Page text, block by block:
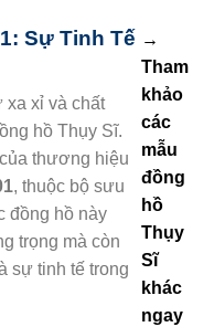
Sự Tinh Tế
xa xỉ và chất
hồ Thụy Sĩ.
thương hiệu
, thuộc bộ sưu
đồng hồ này
trọng mà còn
sự tinh tế trong
→
Tham
khảo
các
mẫu
đồng
hồ
Thụy
Sĩ
khác
ngay